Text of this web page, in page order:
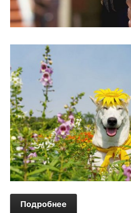
Подробнее